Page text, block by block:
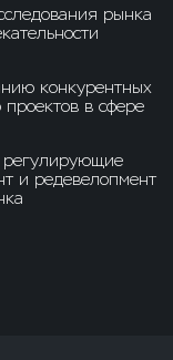
рынка
конкурентных
в сфере
регулирующие
и редевелопмент